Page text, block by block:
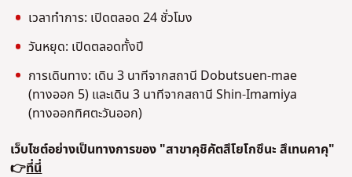
เวลาทําการ: เปิดตลอด 24 ชั่วโมง
วันหยุด: เปิดตลอดทั้งปี
การเดินทาง: เดิน 3 นาทีจากสถานี Dobutsuen-mae
(ทางออก 5) และเดิน 3 นาทีจากสถานี Shin-Imamiya
(ทางออกทิศตะวันออก)
เว็บไซต์อย่างเป็นทางการของ "สาขาคุชิคัตสึโยโกซึนะ สึเทนคาคุ"
👉ที่นี่